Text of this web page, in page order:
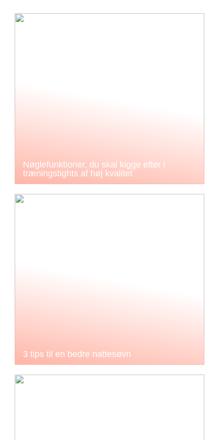
Nøglefunktioner, du skal kigge efter i
træningstights af høj kvalitet
3 tips til en bedre nattesøvn